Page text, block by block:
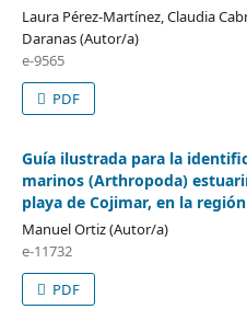
Laura Pérez-Martínez, Claudia
Daranas (Autor/a)
e-9565
PDF
Guía ilustrada para la
marinos (Arthropoda)
playa de Cojimar, en la
Manuel Ortiz (Autor/a)
e-11732
PDF